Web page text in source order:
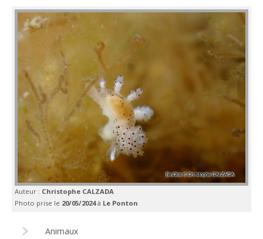
Auteur : Christophe CALZADA
Photo prise le 20/05/2024à Le Ponton
Animaux